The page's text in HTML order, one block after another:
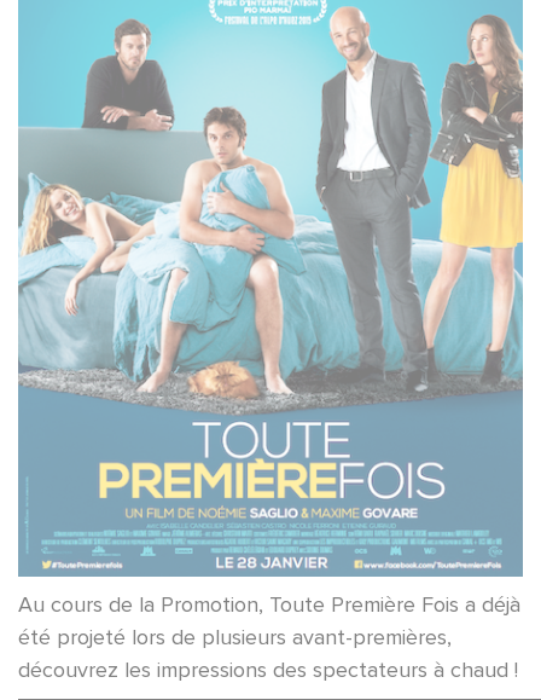
Au cours de la Promotion, Toute Première Fois a déjà
été projeté lors de plusieurs avant-premières,
découvrez les impressions des spectateurs à chaud !